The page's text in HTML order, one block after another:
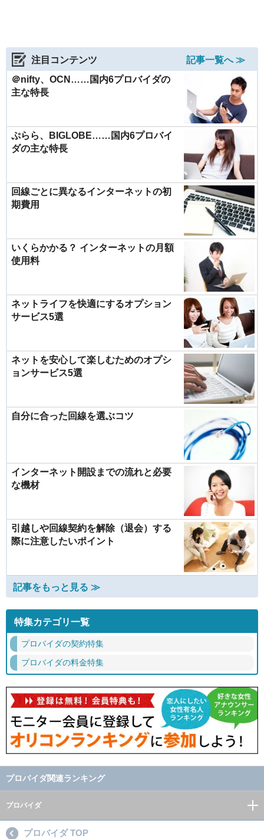
注目コンテンツ
記事一覧へ ≫
＠nifty、OCN……国内6プロバイダの
主な特長
ぷらら、BIGLOBE……国内6プロバイ
ダの主な特長
回線ごとに異なるインターネットの初
期費用
いくらかかる？ インターネットの月額
使用料
ネットライフを快適にするオプション
サービス5選
ネットを安心して楽しむためのオプシ
ョンサービス5選
自分に合った回線を選ぶコツ
インターネット開設までの流れと必要
な機材
引越しや回線契約を解除（退会）する
際に注意したいポイント
記事をもっと見る ≫
特集カテゴリ一覧
プロバイダの契約特集
プロバイダの料金特集
プロバイダ関連ランキング
プロバイダ
プロバイダ TOP